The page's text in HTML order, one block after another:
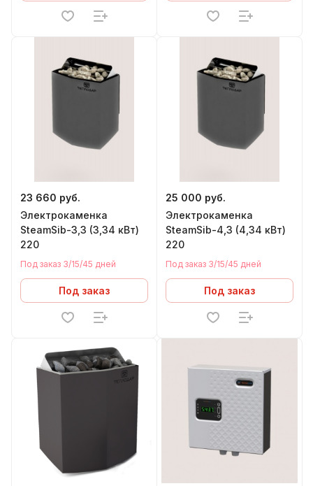
23 660 руб.
Электрокаменка
SteamSib-3,3 (3,34 кВт)
220
Под заказ 3/15/45 дней
Под заказ
25 000 руб.
Электрокаменка
SteamSib-4,3 (4,34 кВт)
220
Под заказ 3/15/45 дней
Под заказ